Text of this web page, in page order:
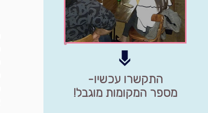
התקשרו עכשיו-
מספר המקומות מוגבל!